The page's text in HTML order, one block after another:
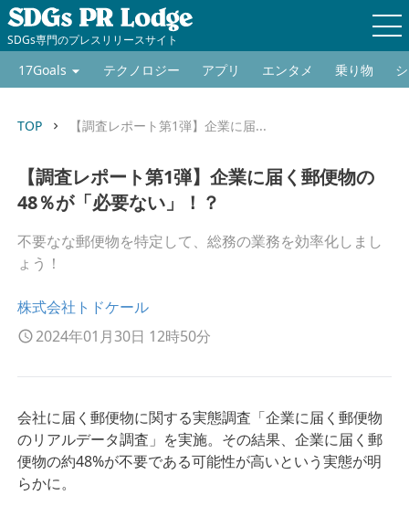
SDGs専門のプレスリリースサイト
17Goals テクノロジー アプリ エンタメ 乗り物
TOP keyboard_arrow_right 【調査レポート第1弾】企業に届...
【調査レポート第1弾】企業に届く郵便物の
48％が「必要ない」！？
不要なな郵便物を特定して、総務の業務を効率化しまし
ょう！
株式会社トドケール
2024年01月30日 12時50分
会社に届く郵便物に関する実態調査「企業に届く郵便物
のリアルデータ調査」を実施。その結果、企業に届く郵
便物の約48%が不要である可能性が⾼いという実態が明
らかに。